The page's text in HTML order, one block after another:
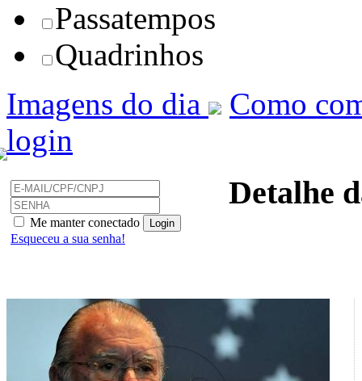
Passatempos
Quadrinhos
Imagens do dia
Como
login
Me manter conectado
Esqueceu a sua senha!
Detalhe